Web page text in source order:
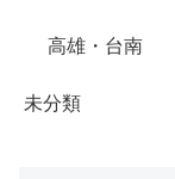
高雄・台南
未分類